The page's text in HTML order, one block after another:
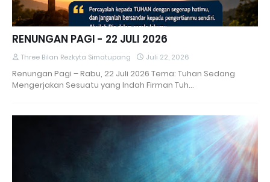
RENUNGAN PAGI - 22 JULI 2026
Three Bilan Rezkyta Simatupang Juli 22, 2026
Renungan Pagi – Rabu, 22 Juli 2026 Tema: Tuhan Sedang
Mengerjakan Sesuatu yang Indah Firman Tuh…